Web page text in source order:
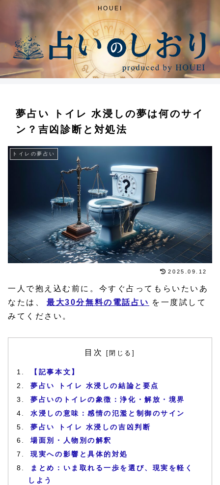
HOUEI
夢占い トイレ 水浸しの夢は何のサイ
ン？吉凶診断と対処法
トイレの夢占い
2025.09.12
一人で抱え込む前に。今すぐ占ってもらいたいあ
なたは、
最大30分無料の電話占い を一度試して
みてください。
目次
【記事本文】
夢占い トイレ 水浸しの結論と要点
夢占いのトイレの象徴：浄化・解放・境界
水浸しの意味：感情の氾濫と制御のサイン
夢占い トイレ 水浸しの吉凶判断
場面別・人物別の解釈
現実への影響と具体的対処
まとめ：いま取れる一歩を選び、現実を軽く
しよう